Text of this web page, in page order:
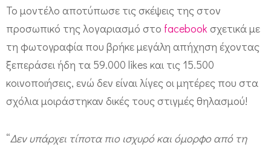
ρ
α
λ
ί
α
ς
Το μοντέλο αποτύπωσε τις σκέψεις της στον
προσωπικό της λογαριασμό στο facebook σχετικά με
τη φωτογραφία που βρήκε μεγάλη απήχηση έχοντας
ξεπεράσει ήδη τα 59.000 likes και τις 15.500
κοινοποιήσεις, ενώ δεν είναι λίγες οι μητέρες που στα
σχόλια μοιράστηκαν δικές τους στιγμές θηλασμού!
“Δεν υπάρχει τίποτα πιο ισχυρό και όμορφο από τη